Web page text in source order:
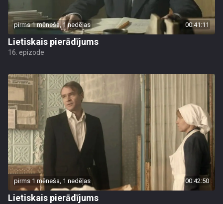
pirms 1 mēneša, 1 nedēļas 00:41:11
Lietiskais pierādījums
16. epizode
pirms 1 mēneša, 1 nedēļas 00:42:50
Lietiskais pierādījums